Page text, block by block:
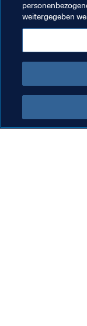
Recht
weitergegeben